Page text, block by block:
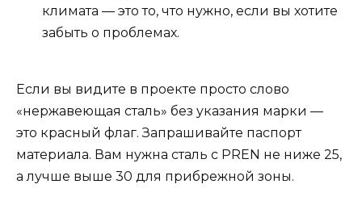
климата — это то, что нужно, если вы хотите
забыть о проблемах.
Если вы видите в проекте просто слово
«нержавеющая сталь» без указания марки —
это красный флаг. Запрашивайте паспорт
материала. Вам нужна сталь с PREN не ниже 25,
а лучше выше 30 для прибрежной зоны.